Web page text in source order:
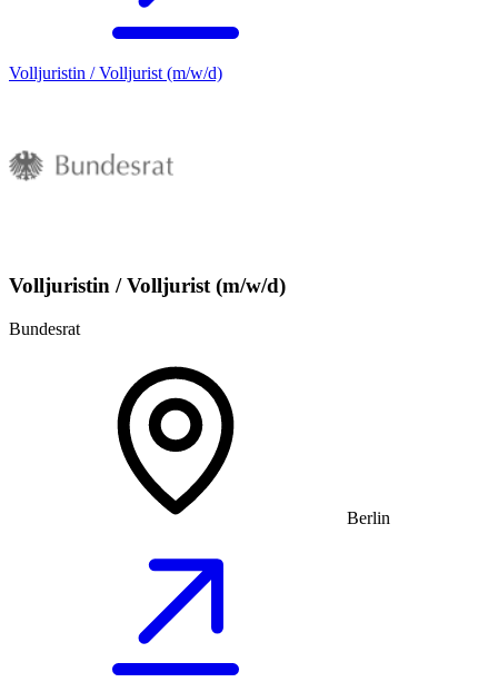
Volljuristin / Volljurist (m/w/d)
Volljuristin / Volljurist (m/w/d)
Bundesrat
Berlin